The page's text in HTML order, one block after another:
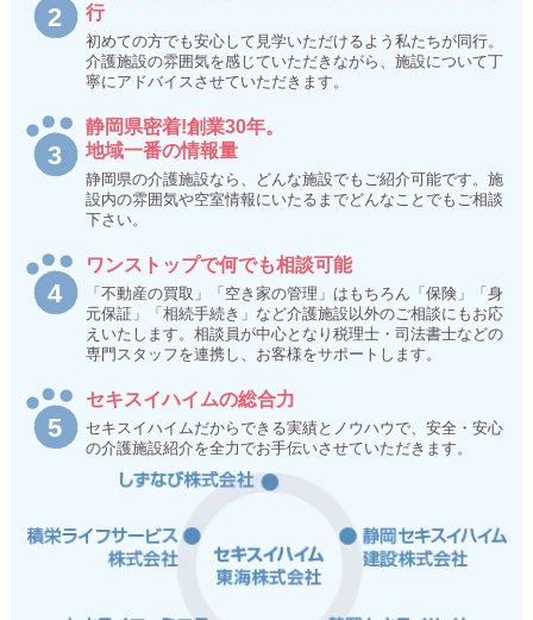
行
初めての方でも安心して見学いただけるよう私たちが同行。
介護施設の雰囲気を感じていただきながら、施設について丁
寧にアドバイスさせていただきます。
静岡県密着!創業30年。
地域一番の情報量
静岡県の介護施設なら、どんな施設でもご紹介可能です。施
設内の雰囲気や空室情報にいたるまでどんなことでもご相談
下さい。
ワンストップで何でも相談可能
「不動産の買取」「空き家の管理」はもちろん「保険」「身
元保証」「相続手続き」など介護施設以外のご相談にもお応
えいたします。相談員が中心となり税理士・司法書士などの
専門スタッフを連携し、お客様をサポートします。
セキスイハイムの総合力
セキスイハイムだからできる実績とノウハウで、安全・安心
の介護施設紹介を全力でお手伝いさせていただきます。